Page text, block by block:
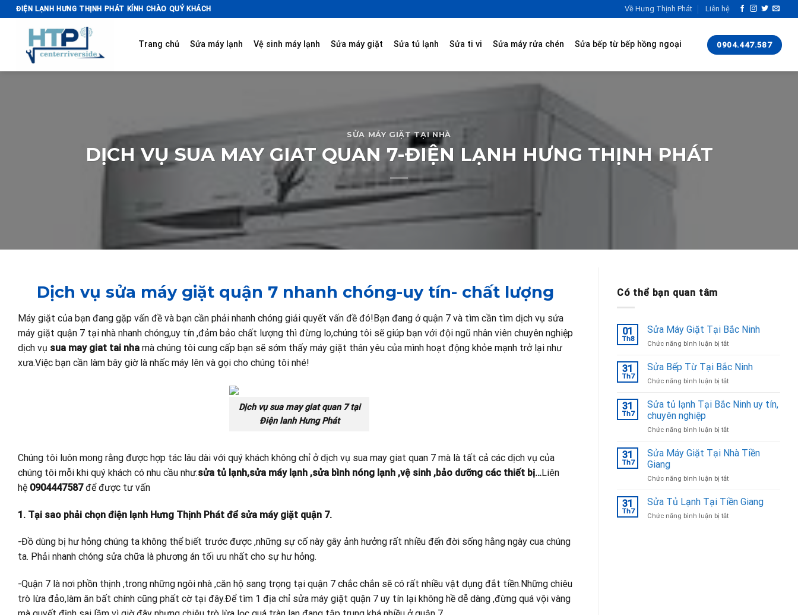
Skip
to
ĐIỆN LẠNH HƯNG THỊNH PHÁT KÍNH CHÀO QUÝ KHÁCH Về Hưng Thịnh Phát Liên hệ
Trang chủ Sửa máy lạnh Vệ sinh máy lạnh Sửa máy giặt Sửa tủ lạnh Sửa ti vi Sửa máy rửa chén Sửa bếp từ bếp hồng ngoại 0904.447.587
SỬA MÁY GIẶT TẠI NHÀ
DỊCH VỤ SUA MAY GIAT QUAN 7-ĐIỆN LẠNH HƯNG THỊNH PHÁT
Dịch vụ sửa máy giặt quận 7 nhanh chóng-uy tín- chất lượng
Máy giặt của bạn đang gặp vấn đề và bạn cần phải nhanh chóng giải quyết vấn đề đó!Bạn đang ở quận 7 và tìm cần tìm dịch vụ sửa
máy giặt quận 7 tại nhà nhanh chóng,uy tín ,đảm bảo chất lượng thì đừng lo,chúng tôi sẽ giúp bạn với đội ngũ nhân viên chuyên nghiệp
dịch vụ sua may giat tai nha mà chúng tôi cung cấp bạn sẽ sớm thấy máy giặt thân yêu của mình hoạt động khỏe mạnh trở lại như
xưa.Việc bạn cần làm bây giờ là nhấc máy lên và gọi cho chúng tôi nhé!
Dịch vụ sua may giat quan 7 tại
Điện lanh Hưng Phát
Chúng tôi luôn mong rằng được hợp tác lâu dài với quý khách không chỉ ở dịch vụ sua may giat quan 7 mà là tất cả các dịch vụ của
chúng tôi mỗi khi quý khách có nhu cầu như:sửa tủ lạnh,sửa máy lạnh ,sửa bình nóng lạnh ,vệ sinh ,bảo dưỡng các thiết bị…Liên
hệ 0904447587để được tư vấn
1. Tại sao phải chọn điện lạnh Hưng Thịnh Phát để sửa máy giặt quận 7.
-Đồ dùng bị hư hỏng chúng ta không thể biết trước được ,những sự cố này gây ảnh hưởng rất nhiều đến đời sống hằng ngày cua chúng
ta. Phải nhanh chóng sửa chữa là phương án tối ưu nhất cho sự hư hỏng.
-Quận 7 là nơi phồn thịnh ,trong những ngôi nhà ,căn hộ sang trọng tại quận 7 chắc chắn sẽ có rất nhiều vật dụng đắt tiền.Những chiêu
trò lừa đảo,làm ăn bất chính cũng phất cờ tại đây.Để tìm 1 địa chỉ sửa máy giặt quận 7 uy tín lại không hề dễ dàng ,đừng quá vội vàng
Có thể bạn quan tâm
01
Th8
Sửa Máy Giặt Tại Bắc Ninh
Chức năng bình luận bị tắtở
Máy
Tại
Ninh
31
Th7
Sửa Bếp Từ Tại Bắc Ninh
Chức năng bình luận bị tắtở
Bếp
Bắc
31
Th7
Sửa tủ lạnh Tại Bắc Ninh uy tín,
chuyên nghiệp
Chức năng bình luận bị tắtở
tủ
Bắc
uy
chuyên
31
Th7
Sửa Máy Giặt Tại Nhà Tiền
Giang
Chức năng bình luận bị tắtở
Máy
Giặt
Tại
31
Th7
Sửa Tủ Lạnh Tại Tiền Giang
Chức năng bình luận bị tắtở